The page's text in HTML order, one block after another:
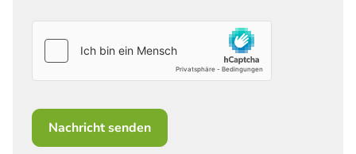
Nachricht senden